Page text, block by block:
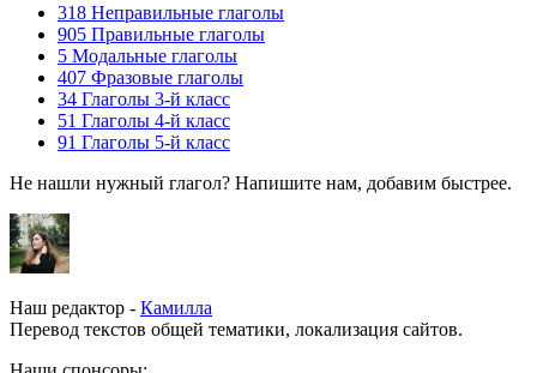
318 Неправильные глаголы
905 Правильные глаголы
5 Модальные глаголы
407 Фразовые глаголы
34 Глаголы 3-й класс
51 Глаголы 4-й класс
91 Глаголы 5-й класс
Не нашли нужный глагол? Напишите нам, добавим быстрее.
Наш редактор - Камилла
Перевод текстов общей тематики, локализация сайтов.